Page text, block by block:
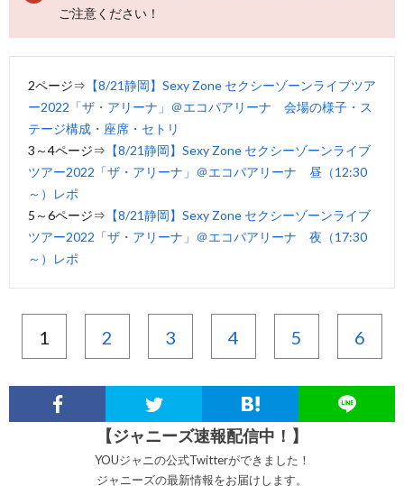
ご注意ください！
2ページ⇒ 【8/21静岡】Sexy Zone セクシーゾーンライブツア
ー2022「ザ・アリーナ」＠エコパアリーナ 会場の様子・ス
テージ構成・座席・セトリ
3～4ページ⇒ 【8/21静岡】Sexy Zone セクシーゾーンライブ
ツアー2022「ザ・アリーナ」＠エコパアリーナ 昼（12:30
～）レポ
5～6ページ⇒ 【8/21静岡】Sexy Zone セクシーゾーンライブ
ツアー2022「ザ・アリーナ」＠エコパアリーナ 夜（17:30
～）レポ
1 2 3 4 5 6
【ジャニーズ速報配信中！】
YOUジャニの公式Twitterができました！
ジャニーズの最新情報をお届けします。